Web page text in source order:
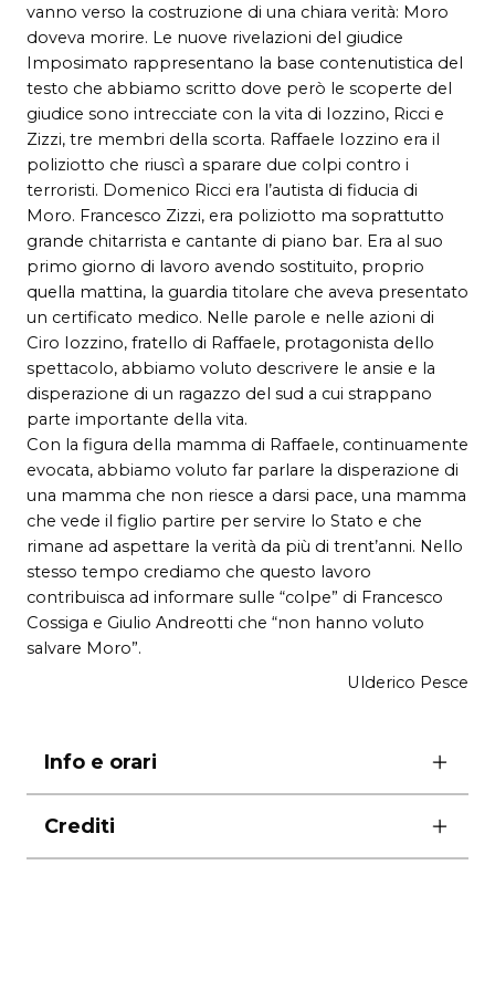
vanno verso la costruzione di una chiara verità: Moro
doveva morire. Le nuove rivelazioni del giudice
Imposimato rappresentano la base contenutistica del
testo che abbiamo scritto dove però le scoperte del
giudice sono intrecciate con la vita di Iozzino, Ricci e
Zizzi, tre membri della scorta. Raffaele Iozzino era il
poliziotto che riuscì a sparare due colpi contro i
terroristi. Domenico Ricci era l’autista di fiducia di
Moro. Francesco Zizzi, era poliziotto ma soprattutto
grande chitarrista e cantante di piano bar. Era al suo
primo giorno di lavoro avendo sostituito, proprio
quella mattina, la guardia titolare che aveva presentato
un certificato medico. Nelle parole e nelle azioni di
Ciro Iozzino, fratello di Raffaele, protagonista dello
spettacolo, abbiamo voluto descrivere le ansie e la
disperazione di un ragazzo del sud a cui strappano
parte importante della vita.
Con la figura della mamma di Raffaele, continuamente
evocata, abbiamo voluto far parlare la disperazione di
una mamma che non riesce a darsi pace, una mamma
che vede il figlio partire per servire lo Stato e che
rimane ad aspettare la verità da più di trent’anni. Nello
stesso tempo crediamo che questo lavoro
contribuisca ad informare sulle “colpe” di Francesco
Cossiga e Giulio Andreotti che “non hanno voluto
salvare Moro”.
Ulderico Pesce
Info e orari
ore 21.00
domenica ore 18.00
lunedì riposo
Crediti